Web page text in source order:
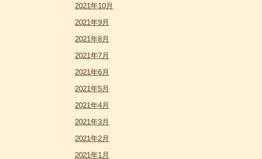
2021年10月
2021年9月
2021年8月
2021年7月
2021年6月
2021年5月
2021年4月
2021年3月
2021年2月
2021年1月